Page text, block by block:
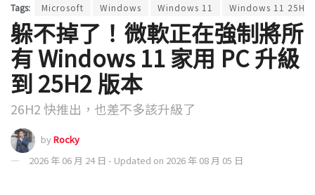
Tags: Microsoft Windows Windows 11 Windows 11 25H2
躲不掉了！微軟正在強制將所
有 Windows 11 家用 PC 升級
到 25H2 版本
26H2 快推出，也差不多該升級了
byRocky
2026 年 06 月 24 日 - Updated on 2026 年 08 月 05 日